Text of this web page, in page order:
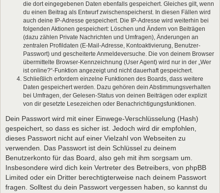
die dort eingegebenen Daten ebenfalls gespeichert. Gleiches gilt, wenn
du einen Beitrag als Entwurf zwischenspeicherst. In diesen Fällen wird
auch deine IP-Adresse gespeichert. Die IP-Adresse wird weiterhin bei
folgenden Aktionen gespeichert: Löschen und Ändern von Beiträgen
(dazu zählen Private Nachrichten und Umfragen), Änderungen an
zentralen Profildaten (E-Mail-Adresse, Kontoaktivierung, Benutzer-
Passwort) und gescheiterte Anmeldeversuche. Die von deinem Browser
übermittelte Browser-Kennzeichnung (User Agent) wird nur in der „Wer
ist online?“-Funktion angezeigt und nicht dauerhaft gespeichert.
Schließlich erfordern einzelne Funktionen des Boards, dass weitere
Daten gespeichert werden. Dazu gehören dein Abstimmungsverhalten
bei Umfragen, der Gelesen-Status von deinen Beiträgen oder explizit
von dir gesetzte Lesezeichen oder Benachrichtigungsfunktionen.
Dein Passwort wird mit einer Einwege-Verschlüsselung (Hash)
gespeichert, so dass es sicher ist. Jedoch wird dir empfohlen,
dieses Passwort nicht auf einer Vielzahl von Webseiten zu
verwenden. Das Passwort ist dein Schlüssel zu deinem
Benutzerkonto für das Board, also geh mit ihm sorgsam um.
Insbesondere wird dich kein Vertreter des Betreibers, von phpBB
Limited oder ein Dritter berechtigterweise nach deinem Passwort
fragen. Solltest du dein Passwort vergessen haben, so kannst du